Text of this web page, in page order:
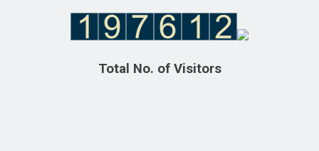
Total No. of Visitors